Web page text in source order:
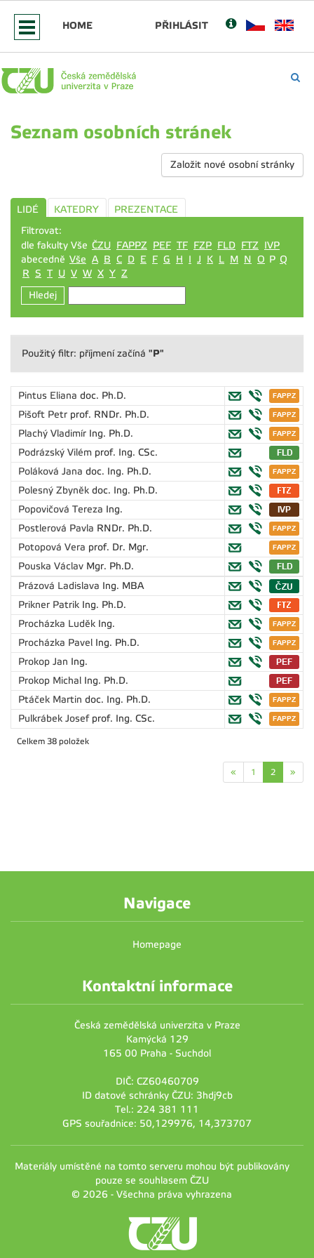
HOME PŘIHLÁSIT
Seznam osobních stránek
Založit nové osobní stránky
LIDÉ KATEDRY
PREZENTACE
Filtrovat:
dle fakulty Vše ČZU FAPPZ PEF TF FZP FLD FTZ IVP
abecedně Vše A B C D E F G H I J K L M N O P Q
R S T U V W X Y Z
Hledej
Použitý filtr: příjmení začíná "P"
Pintus Eliana doc. Ph.D.
Pišoft Petr prof. RNDr. Ph.D.
Plachý Vladimír Ing. Ph.D.
Podrázský Vilém prof. Ing. CSc.
Poláková Jana doc. Ing. Ph.D.
Polesný Zbyněk doc. Ing. Ph.D.
Popovičová Tereza Ing.
Postlerová Pavla RNDr. Ph.D.
Potopová Vera prof. Dr. Mgr.
Pouska Václav Mgr. Ph.D.
Prázová Ladislava Ing. MBA
Prikner Patrik Ing. Ph.D.
Procházka Luděk Ing.
Procházka Pavel Ing. Ph.D.
Prokop Jan Ing.
Prokop Michal Ing. Ph.D.
Ptáček Martin doc. Ing. Ph.D.
Pulkrábek Josef prof. Ing. CSc.
Celkem 38 položek
« 1 2 »
Navigace
Homepage
Kontaktní informace
Česká zemědělská univerzita v Praze
Kamýcká 129
165 00 Praha - Suchdol
DIČ: CZ60460709
ID datové schránky ČZU: 3hdj9cb
Tel.: 224 381 111
GPS souřadnice: 50,129976, 14,373707
Materiály umístěné na tomto serveru mohou být publikovány
pouze se souhlasem ČZU
© 2026 - Všechna práva vyhrazena